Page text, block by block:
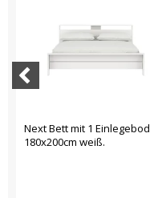
Next Bett mit 1
180x200cm weiß.